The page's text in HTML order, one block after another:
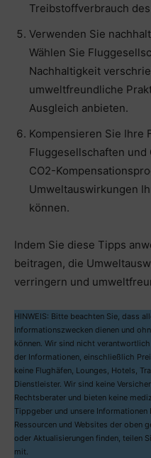
Treibstoffverbrauch
Verwenden Sie
Wählen Sie
Nachhaltigkeit
umweltfreundliche
Ausgleich anbieten.
Kompensieren Sie Ihre
Fluggesellschaften
CO2-
Umweltauswirkungen
können.
Indem Sie diese Tipps
beitragen, die
verringern und
HINWEIS: Bitte beachten Sie, dass
Informationszwecken dienen und
können. Wir sind nicht
der Informationen, einschließlich
keine Flughäfen, Lounges, Hotels,
Dienstleister. Wir sind keine
Rechtsberater und bieten keine
Tippgeber und unsere
Ressourcen und Websites der oben
oder Aktualisierungen finden, teilen
mit.